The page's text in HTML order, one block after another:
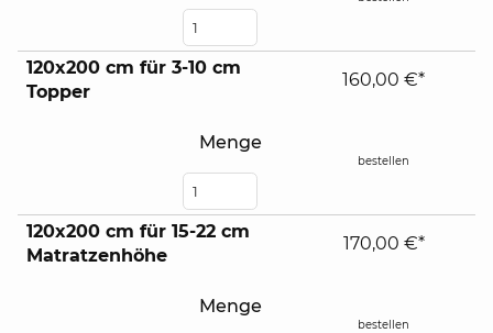
120x200 cm für 3-10 cm
Topper
Menge
160,00 €*
bestellen
120x200 cm für 15-22 cm
Matratzenhöhe
Menge
170,00 €*
bestellen